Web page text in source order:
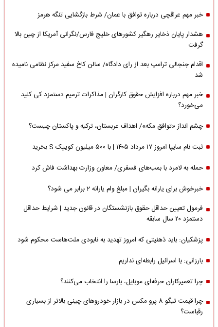
خبر مهم عراقچی درباره توافق با عمان/ شرط بازگشایی تنگه هرمز
هشدار پایان ذخایر رهگیر کشورهای خلیج فارس/نگرانی آمریکا از چین بالا
گرفت
اقدام جنجالی ترامپ بعد از رای دادگاه/ سالن کاخ سفید مرکز نظامی نامیده
شد
خبر مهم درباره افزایش حقوق کارگران | مذاکرات ترمیم دستمزد کی کلید
می‌خورد؟
چشم انداز «توافق مکه»/ اهداف عربستان، ترکیه و پاکستان چیست؟
ثبت نام سایپا امروز ۱۷ مرداد ۱۴۰۵ | با ۵۰۰ میلیون کوییک S بخرید
حمله به لامرد با بمب‌های فسفری/ معاون وزارت بهداشت فاش کرد
خبرخوش برای یارانه بگیران | مبلغ وام یارانه 2 برابر می شود؟
فرمول تعیین حداقل حقوق بازنشستگان در قانون جدید | شرایط حداقل
دستمزد ۲۰ سال سابقه
پزشکیان: باید ذهنیتی که امروز تهدید به نابودی ملت‌هاست محکوم شود
بارزانی: با اسرائیل رابطه‌ای نداریم
چرا تعمیرکاران حرفه‌ای موبایل، بارسا را انتخاب می‌کنند؟
چرا قیمت تیگو 8 پرو مکس در بازار خودروهای چینی بالاتر از بسیاری
رقباست؟